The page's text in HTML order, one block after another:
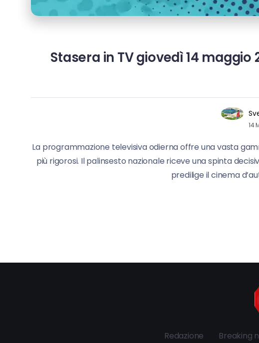
Stasera in TV giovedì 14
14
La programmazione televisiva odierna offre una vasta
più rigorosi. Il palinsesto nazionale riceve una spinta
predilige il cinema
Redazione Breaking